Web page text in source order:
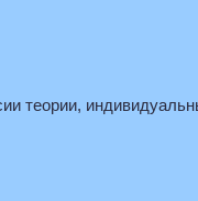
теории,